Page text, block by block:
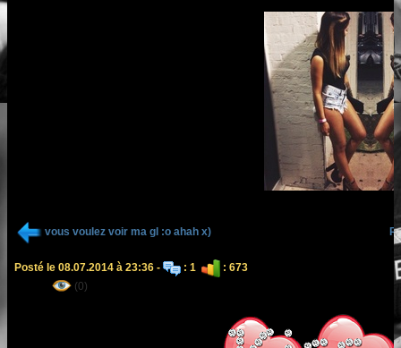
vous voulez voir ma gl :o ahah x)
Posté le 08.07.2014 à 23:36 - : 1
: 673
(0)